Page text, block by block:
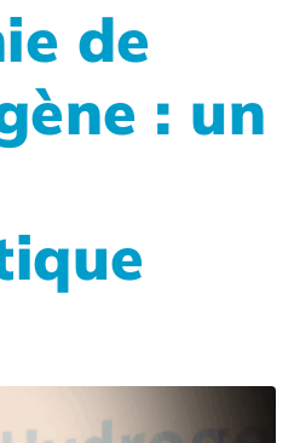
de
: un